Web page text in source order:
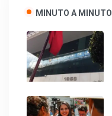
MINUTO A MINUTO